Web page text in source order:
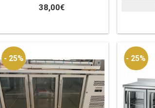
38,00€
- 25% - 25%